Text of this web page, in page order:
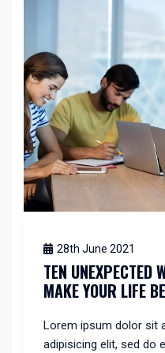
28th June 2021
TEN UNEXPECTED
MAKE YOUR LIFE
Lorem ipsum dolor sit
adipisicing elit, sed do